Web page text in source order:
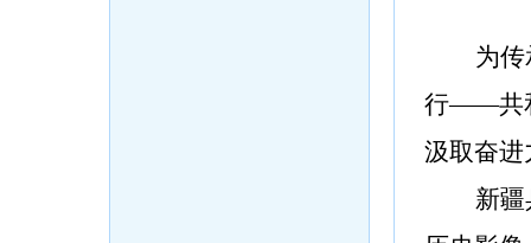
为
行——共
汲取奋进
新